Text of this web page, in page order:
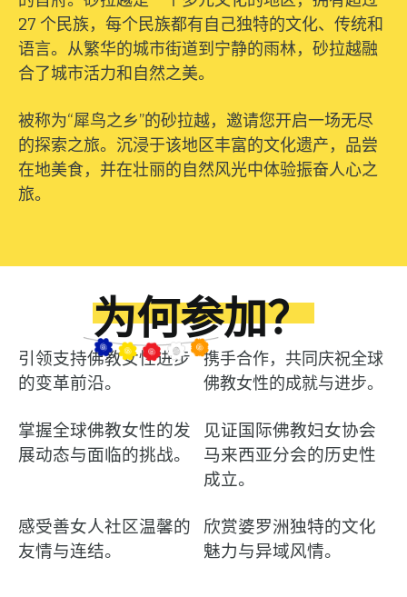
27 个民族，每个民族都有自己独特的文化、传统和
语言。从繁华的城市街道到宁静的雨林，砂拉越融
合了城市活力和自然之美。
被称为“犀鸟之乡”的砂拉越，邀请您开启一场无尽
的探索之旅。沉浸于该地区丰富的文化遗产，品尝
在地美食，并在壮丽的自然风光中体验振奋人心之
旅。
为何参加？
引领支持佛教女性进步
的变革前沿。
携手合作，共同庆祝全球
佛教女性的成就与进步。
掌握全球佛教女性的发
展动态与面临的挑战。
见证国际佛教妇女协会
马来西亚分会的历史性
成立。
感受善女人社区温馨的
友情与连结。
欣赏婆罗洲独特的文化
魅力与异域风情。